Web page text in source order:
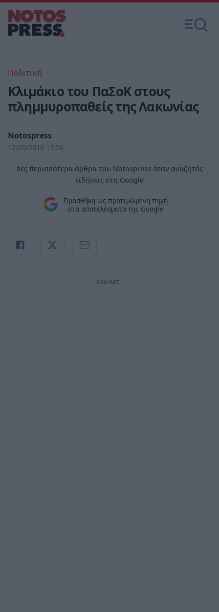
Πολιτική
Κλιμάκιο του ΠαΣοΚ στους
πλημμυροπαθείς της Λακωνίας
Notospress
12/09/2016 13:56
Δες περισσότερα άρθρα του Notospress όταν αναζητάς
ειδήσεις στη Google
Προσθήκη ως προτιμώμενη πηγή
στα αποτελέσματα της Google